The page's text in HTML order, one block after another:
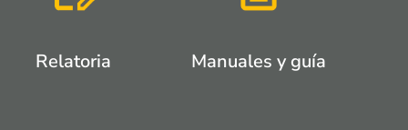
Relatoria Manuales y guía